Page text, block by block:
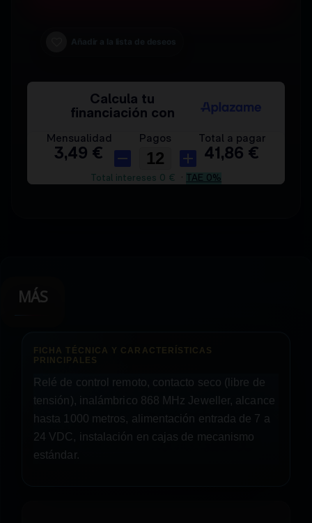
MÁS
Relé de control remoto, contacto seco (libre de
tensión), inalámbrico 868 MHz Jeweller, alcance
hasta 1000 metros, alimentación entrada de 7 a
24 VDC, instalación en cajas de mecanismo
estándar.